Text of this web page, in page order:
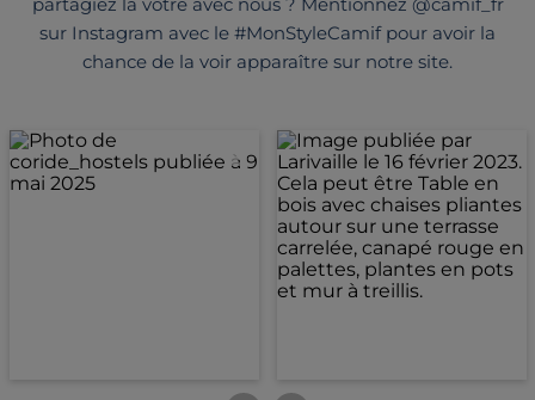
sur Instagram avec le #MonStyleCamif pour avoir la
chance de la voir apparaître sur notre site.